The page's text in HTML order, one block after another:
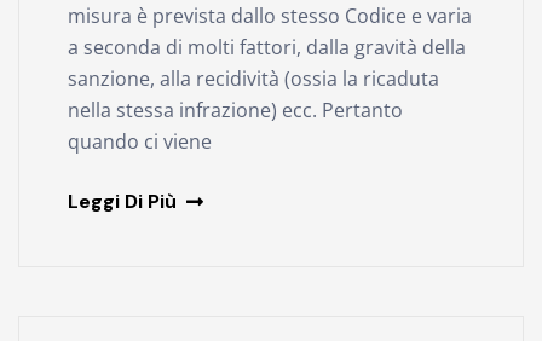
misura è prevista dallo stesso Codice e varia
a seconda di molti fattori, dalla gravità della
sanzione, alla recidività (ossia la ricaduta
nella stessa infrazione) ecc. Pertanto
quando ci viene
Leggi Di Più